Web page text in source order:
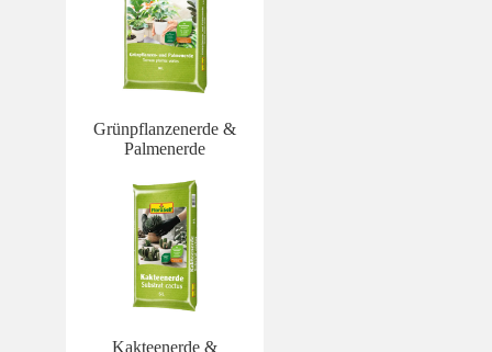
Grünpflanzenerde &
Palmenerde
Kakteenerde &